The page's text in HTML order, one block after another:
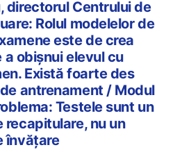
directorul Centrului de
Rolul modelelor de
este de crea
obișnui elevul cu
Există foarte des
antrenament / Modul
Testele sunt un
nu un
învățare